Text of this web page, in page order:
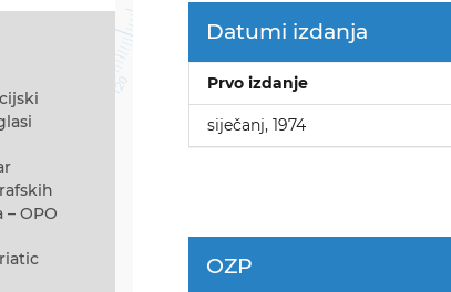
– OPO
Datumi izdanja
Prvo izdanje
siječanj, 1974
OZP